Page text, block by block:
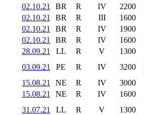
02.10.21
BR R IV 2200
02.10.21
BR R III 1600
02.10.21
BR R IV 1900
02.10.21
BR R IV 1600
28.09.21
LL R V 1300
03.09.21
PE R IV 3200
15.08.21
NE R IV 3000
15.08.21
NE R IV 1600
31.07.21
LL R V 1300